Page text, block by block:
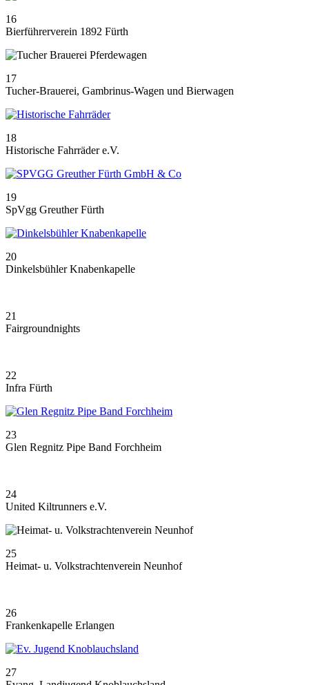
16
Bierführerverein 1892 Fürth
17
Tucher-Brauerei, Gambrinus-Wagen und Bierwagen
18
Historische Fahrräder e.V.
19
SpVgg Greuther Fürth
20
Dinkelsbühler Knabenkapelle
21
Fairgroundnights
22
Infra Fürth
23
Glen Regnitz Pipe Band Forchheim
24
United Kiltrunners e.V.
25
Heimat- u. Volkstrachtenverein Neunhof
26
Frankenkapelle Erlangen
27